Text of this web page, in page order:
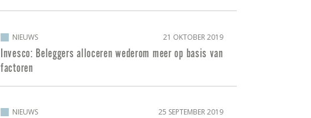
NIEUWS 21 OKTOBER 2019
Invesco: Beleggers alloceren wederom meer op basis van
factoren
NIEUWS 25 SEPTEMBER 2019